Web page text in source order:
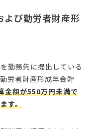
よび勤労者財産形
勤務先に提出している
労者財産形成年金貯
金額が550万円未満で
す。